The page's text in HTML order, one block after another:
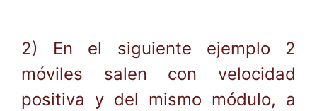
2) En el siguiente ejemplo 2
móviles salen con velocidad
positiva y del mismo módulo, a